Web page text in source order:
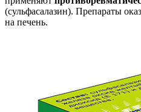
(сульфасалазин). Препараты
на печень.